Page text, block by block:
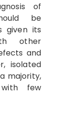
of
be
given its
other
and
isolated
majority,
few